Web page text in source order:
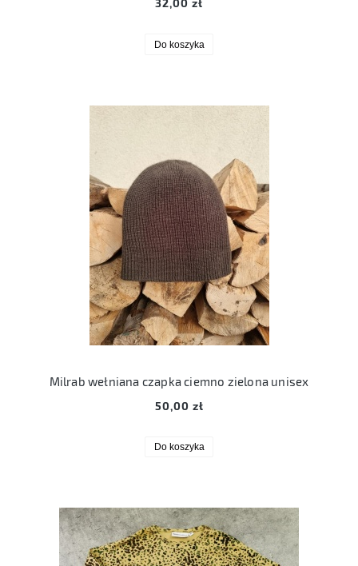
32,00 zł
Do koszyka
Milrab wełniana czapka ciemno zielona unisex
50,00 zł
Do koszyka